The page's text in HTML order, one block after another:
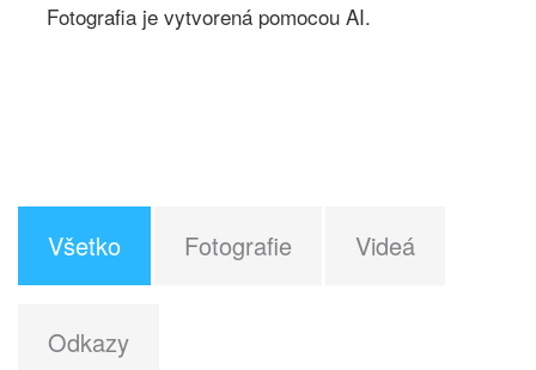
Fotografia je vytvorená pomocou AI.
Všetko Fotografie Videá
Odkazy